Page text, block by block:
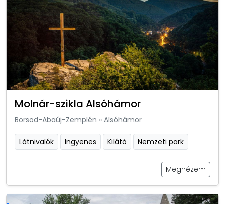
Molnár-szikla Alsóhámor
Borsod-Abaúj-Zemplén » Alsóhámor
Látnivalók Ingyenes Kilátó Nemzeti park
Megnézem